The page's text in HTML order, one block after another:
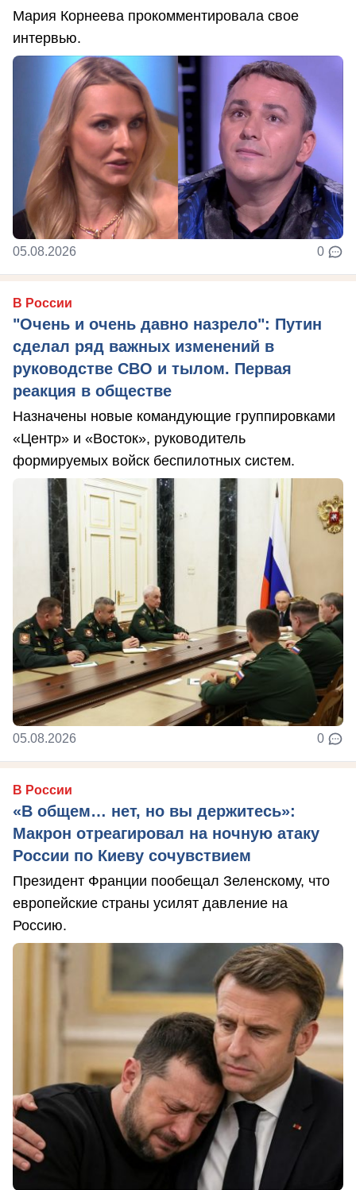
Мария Корнеева прокомментировала свое
интервью.
05.08.2026 0
В России
"Очень и очень давно назрело": Путин
сделал ряд важных изменений в
руководстве СВО и тылом. Первая
реакция в обществе
Назначены новые командующие группировками
«Центр» и «Восток», руководитель
формируемых войск беспилотных систем.
05.08.2026 0
В России
«В общем… нет, но вы держитесь»:
Макрон отреагировал на ночную атаку
России по Киеву сочувствием
Президент Франции пообещал Зеленскому, что
европейские страны усилят давление на
Россию.